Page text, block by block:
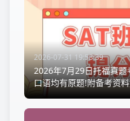
2026-07-31 19:53:39
2026年7月29日托福真
口语均有原题!附备考资